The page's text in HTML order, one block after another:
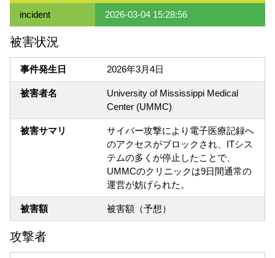
incident 2026-03-04 15:28:56
被害状況
事件発生日 2026年3月4日
被害者名
University of Mississippi Medical
Center (UMMC)
被害サマリ
サイバー攻撃により電子医療記録へ
のアクセスがブロックされ、ITシス
テムの多くが停止したことで、
UMMCのクリニックは9日間通常の
運営が妨げられた。
被害額 被害額（予想）
攻撃者